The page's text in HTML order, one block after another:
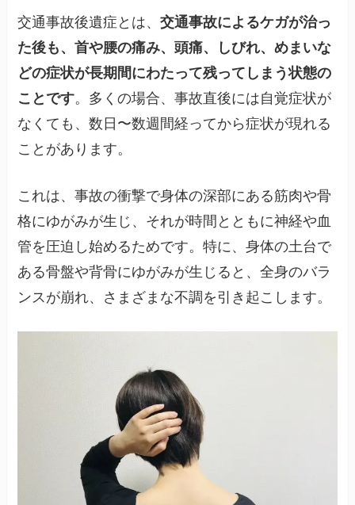
交通事故後遺症とは、交通事故によるケガが治っ
た後も、首や腰の痛み、頭痛、しびれ、めまいな
どの症状が長期間にわたって残ってしまう状態の
ことです。多くの場合、事故直後には自覚症状が
なくても、数日〜数週間経ってから症状が現れる
ことがあります。
これは、事故の衝撃で身体の深部にある筋肉や骨
格にゆがみが生じ、それが時間とともに神経や血
管を圧迫し始めるためです。特に、身体の土台で
ある骨盤や背骨にゆがみが生じると、全身のバラ
ンスが崩れ、さまざまな不調を引き起こします。